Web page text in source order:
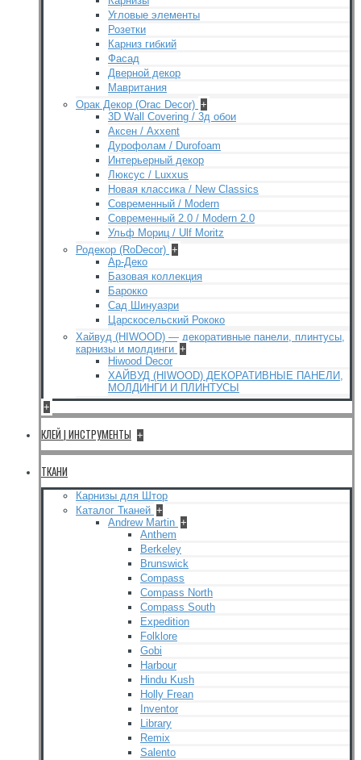
Угловые элементы
Розетки
Карниз гибкий
Фасад
Дверной декор
Мавритания
Орак Декор (Orac Decor) +
3D Wall Covering / 3д обои
Аксен / Axxent
Дурофолам / Durofoam
Интерьерный декор
Люксус / Luxxus
Новая классика / New Classics
Современный / Modern
Современный 2.0 / Modern 2.0
Ульф Мориц / Ulf Moritz
Родекор (RoDecor) +
Ар-Деко
Базовая коллекция
Барокко
Сад Шинуазри
Царскосельский Рококо
Хайвуд (HIWOOD) — декоративные панели, плинтусы,
карнизы и молдинги +
Hiwood Decor
ХАЙВУД (HIWOOD) ДЕКОРАТИВНЫЕ ПАНЕЛИ,
МОЛДИНГИ И ПЛИНТУСЫ
+
КЛЕЙ | ИНСТРУМЕНТЫ +
ТКАНИ
Карнизы для Штор
Каталог Тканей +
Andrew Martin +
Anthem
Berkeley
Brunswick
Compass
Compass North
Compass South
Expedition
Folklore
Gobi
Harbour
Hindu Kush
Holly Frean
Inventor
Library
Remix
Salento